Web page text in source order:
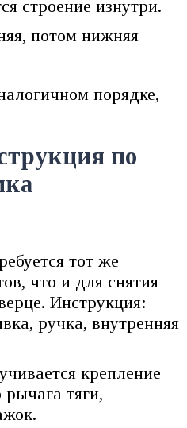
строение изнутри.
потом нижняя
порядке,
по
тот же
что и для снятия
Инструкция:
ручка, внутренняя
крепление
тяги,